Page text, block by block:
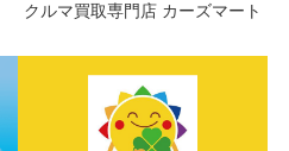
クルマ買取専門店 カーズマート